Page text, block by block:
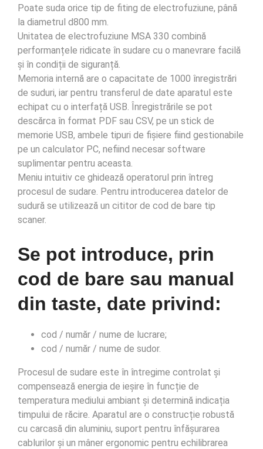
Poate suda orice tip de fiting de electrofuziune, până
la diametrul d800 mm.
Unitatea de electrofuziune MSA 330 combină
performanțele ridicate în sudare cu o manevrare facilă
și în condiții de siguranță.
Memoria internă are o capacitate de 1000 înregistrări
de suduri, iar pentru transferul de date aparatul este
echipat cu o interfață USB. Înregistrările se pot
descărca în format PDF sau CSV, pe un stick de
memorie USB, ambele tipuri de fișiere fiind gestionabile
pe un calculator PC, nefiind necesar software
suplimentar pentru aceasta.
Meniu intuitiv ce ghidează operatorul prin întreg
procesul de sudare. Pentru introducerea datelor de
sudură se utilizează un cititor de cod de bare tip
scaner.
Se pot introduce, prin
cod de bare sau manual
din taste, date privind:
cod / număr / nume de lucrare;
cod / număr / nume de sudor.
Procesul de sudare este în întregime controlat și
compensează energia de ieșire în funcție de
temperatura mediului ambiant și determină indicația
timpului de răcire. Aparatul are o construcție robustă
cu carcasă din aluminiu, suport pentru înfășurarea
cablurilor și un mâner ergonomic pentru echilibrarea